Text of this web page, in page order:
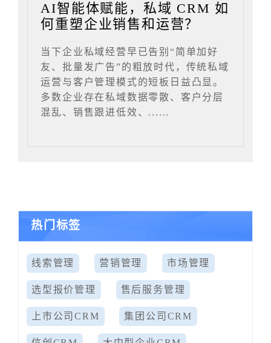
AI智能体赋能，私域 CRM 如
何重塑企业销售和运营？
当下企业私域经营早已告别“简单加好
友、批量发广告”的粗放时代，传统私域
运营与客户管理模式的短板日益凸显。
多数企业存在私域数据零散、客户分层
混乱、销售跟进低效、......
热门标签
线索管理 营销管理 市场管理
选型报价管理 售后服务管理
上市公司CRM 集团公司CRM